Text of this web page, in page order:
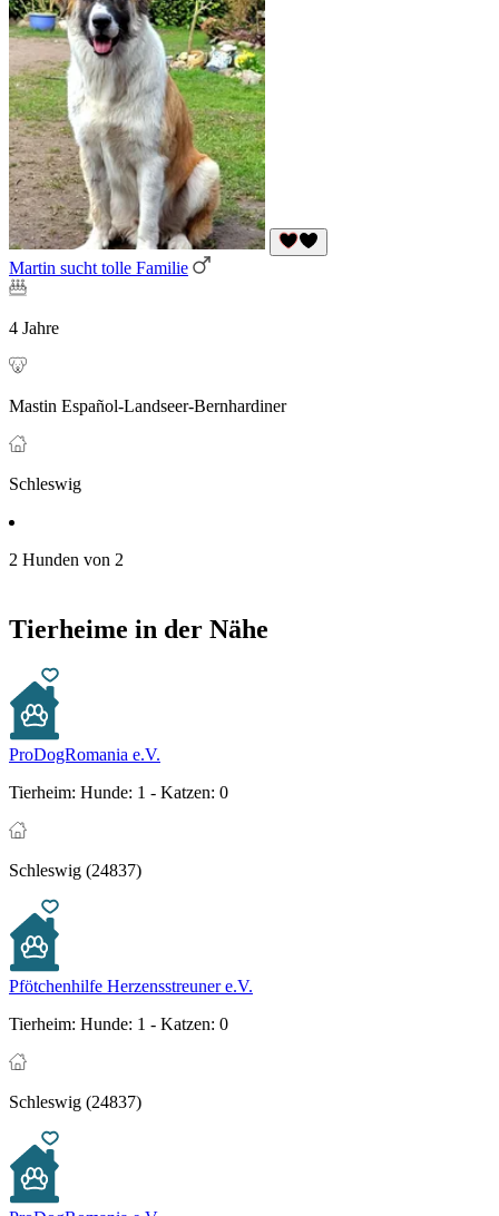
Martin sucht tolle Familie
4 Jahre
Mastin Español-Landseer-Bernhardiner
Schleswig
2 Hunden von 2
Tierheime in der Nähe
ProDogRomania e.V.
Tierheim: Hunde: 1 - Katzen: 0
Schleswig (24837)
Pfötchenhilfe Herzensstreuner e.V.
Tierheim: Hunde: 1 - Katzen: 0
Schleswig (24837)